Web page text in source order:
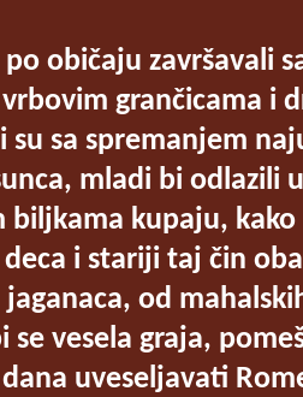
po običaju završavali
grančicama i
su sa spremanjem
mladi bi odlazili
biljkama kupaju,
i stariji taj čin
jaganaca, od
se vesela graja,
uveseljavati